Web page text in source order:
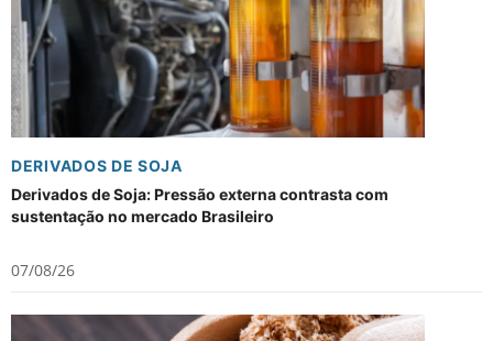
DERIVADOS DE SOJA
Derivados de Soja: Pressão externa contrasta com
sustentação no mercado Brasileiro
07/08/26